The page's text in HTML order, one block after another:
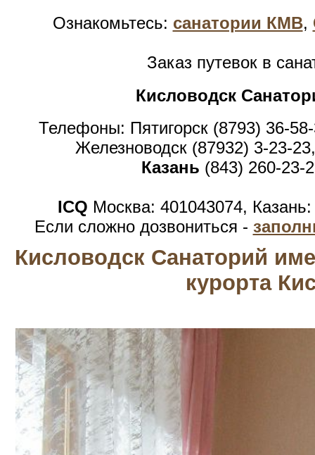
Ознакомьтесь: санатории КМВ,
Заказ путевок в
Кисловодск
Телефоны: Пятигорск (8793) 36-
Железноводск (87932) 3-23-
Казань (843) 260-23-
ICQ Москва: 401043074,
Если сложно дозвониться -
Кисловодск Санаторий
курорта